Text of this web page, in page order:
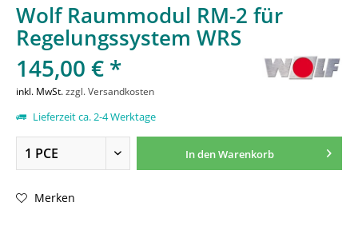
Wolf Raummodul RM-2 für
Regelungssystem WRS
145,00 € *
inkl. MwSt.zzgl. Versandkosten
Lieferzeit ca. 2-4 Werktage
In denWarenkorb
Merken